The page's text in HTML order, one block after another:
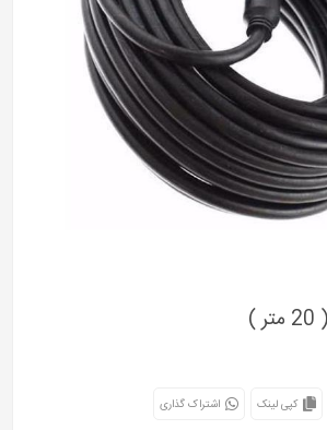
کپی لینک اشتراک گذاری